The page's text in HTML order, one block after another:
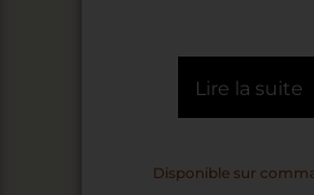
Lire la suite
Disponible sur